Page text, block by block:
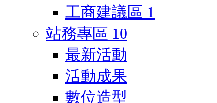
工商建議區 1
站務專區 10
最新活動
活動成果
數位造型